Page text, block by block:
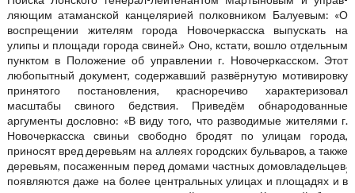
ляющим атаманской канцелярией полковником Балуевым: «О
воспрещении жителям города Новочеркасска выпускать на
улипы и площади города сви­ней.» Оно, кстати, вошло отдельным
пунктом в Положение об управлении г. Новочеркасском. Этот
любопытный документ, содержавший развёрнутую мотивировку
принятого постановления, красноречиво характеризовал
масштабы свиного бедствия. Приведём обнародованные
аргументы дословно: «В виду того, что разводимые жителями г.
Новочеркасска свиньи свободно бродят по улицам города,
приносят вред деревьям на аллеях городских бульваров, а также
деревьям, посаженным перед домами частных домовладельцев;
появляются даже на более центральных улицах и площадях и в